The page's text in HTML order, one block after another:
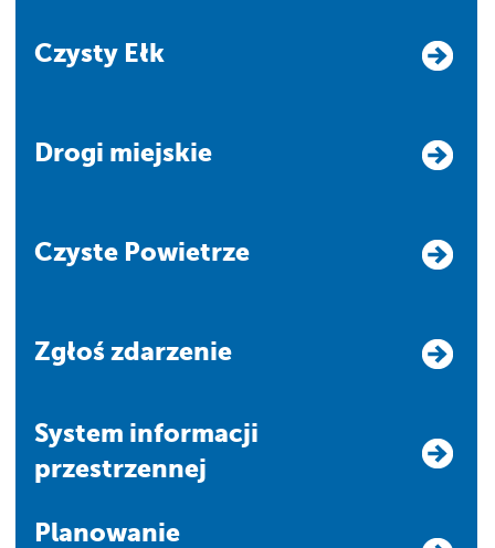
Czysty Ełk
Drogi miejskie
Czyste Powietrze
Zgłoś zdarzenie
system informacji
przestrzennej
Planowanie